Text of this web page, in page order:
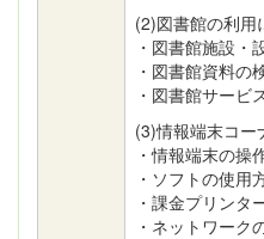
(2)図書館の利用
・図書館施設・
・図書館資料の
・図書館サービ
(3)情報端末コー
・情報端末の操
・ソフトの使用
・課金プリンタ
・ネットワーク